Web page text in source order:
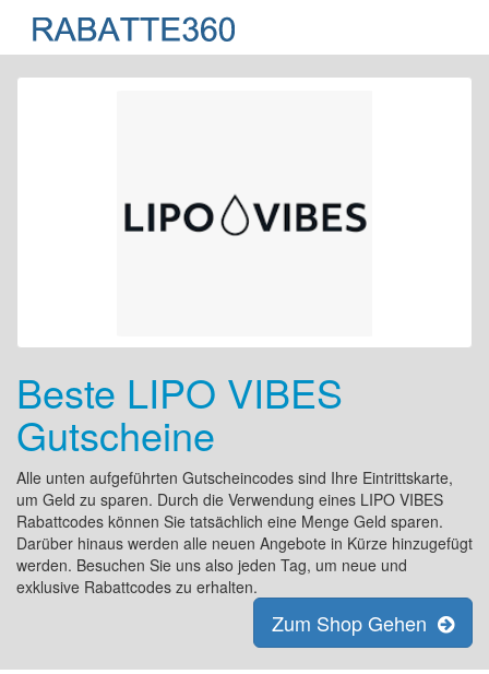
Beste LIPO VIBES
Gutscheine
Alle unten aufgeführten Gutscheincodes sind Ihre Eintrittskarte,
um Geld zu sparen. Durch die Verwendung eines LIPO VIBES
Rabattcodes können Sie tatsächlich eine Menge Geld sparen.
Darüber hinaus werden alle neuen Angebote in Kürze hinzugefügt
werden. Besuchen Sie uns also jeden Tag, um neue und
exklusive Rabattcodes zu erhalten.
Zum Shop Gehen